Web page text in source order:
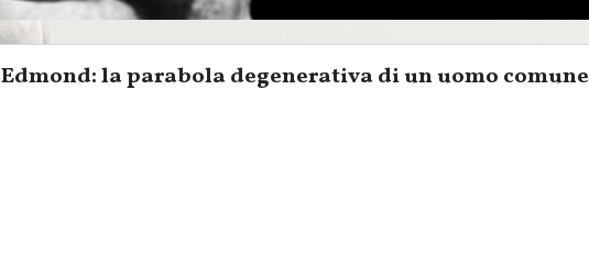
Edmond: la parabola degenerativa di un uomo comune